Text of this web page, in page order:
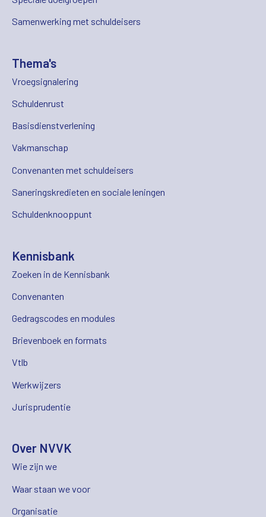
Samenwerking met schuldeisers
Thema's
Vroegsignalering
Schuldenrust
Basisdienstverlening
Vakmanschap
Convenanten met schuldeisers
Saneringskredieten en sociale leningen
Schuldenknooppunt
Kennisbank
Zoeken in de Kennisbank
Convenanten
Gedragscodes en modules
Brievenboek en formats
Vtlb
Werkwijzers
Jurisprudentie
Over NVVK
Wie zijn we
Waar staan we voor
Organisatie